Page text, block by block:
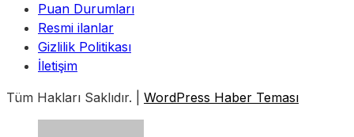
Puan Durumları
Resmi ilanlar
Gizlilik Politikası
İletişim
Tüm Hakları Saklıdır. | WordPress Haber Teması